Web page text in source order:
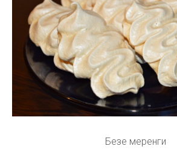
Безе меренги